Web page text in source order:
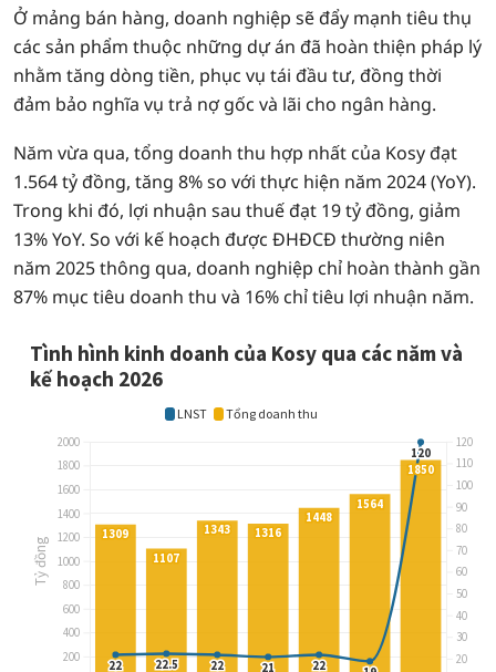
Ở mảng bán hàng, doanh nghiệp sẽ đẩy mạnh tiêu thụ
các sản phẩm thuộc những dự án đã hoàn thiện pháp lý
nhằm tăng dòng tiền, phục vụ tái đầu tư, đồng thời
đảm bảo nghĩa vụ trả nợ gốc và lãi cho ngân hàng.
Năm vừa qua, tổng doanh thu hợp nhất của Kosy đạt
1.564 tỷ đồng, tăng 8% so với thực hiện năm 2024 (YoY).
Trong khi đó, lợi nhuận sau thuế đạt 19 tỷ đồng, giảm
13% YoY. So với kế hoạch được ĐHĐCĐ thường niên
năm 2025 thông qua, doanh nghiệp chỉ hoàn thành gần
87% mục tiêu doanh thu và 16% chỉ tiêu lợi nhuận năm.